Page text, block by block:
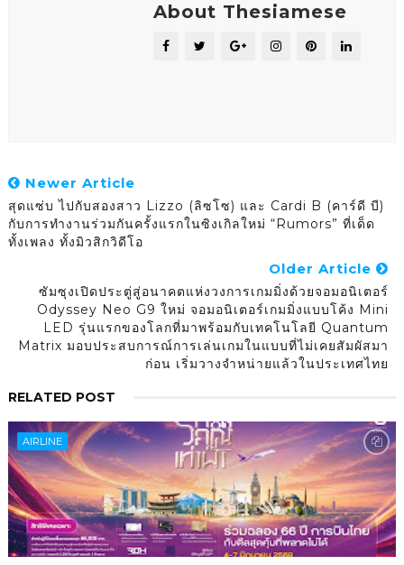
About Thesiamese
Newer Article
สุดแซ่บ ไปกับสองสาว Lizzo (ลิซโซ) และ Cardi B (คาร์ดี บี)
กับการทำงานร่วมกันครั้งแรกในซิงเกิลใหม่ “Rumors” ที่เด็ด
ทั้งเพลง ทั้งมิวสิกวิดีโอ
Older Article
ซัมซุงเปิดประตู่สู่อนาคตแห่งวงการเกมมิ่งด้วยจอมอนิเตอร์
Odyssey Neo G9 ใหม่ จอมอนิเตอร์เกมมิ่งแบบโค้ง Mini
LED รุ่นแรกของโลกที่มาพร้อมกับเทคโนโลยี Quantum
Matrix มอบประสบการณ์การเล่นเกมในแบบที่ไม่เคยสัมผัสมา
ก่อน เริ่มวางจำหน่ายแล้วในประเทศไทย
RELATED POST
AIRLINE